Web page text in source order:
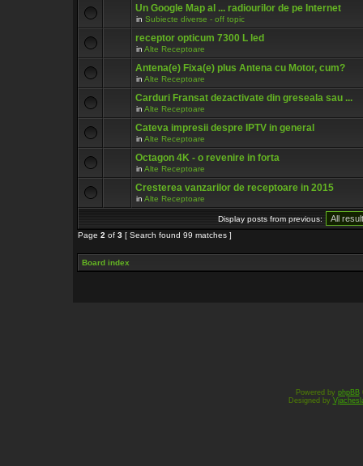
Un Google Map al ... radiourilor de pe Internet
in Subiecte diverse - off topic
receptor opticum 7300 L led
in Alte Receptoare
Antena(e) Fixa(e) plus Antena cu Motor, cum?
in Alte Receptoare
Carduri Fransat dezactivate din greseala sau ...
in Alte Receptoare
Cateva impresii despre IPTV in general
in Alte Receptoare
Octagon 4K - o revenire in forta
in Alte Receptoare
Cresterea vanzarilor de receptoare in 2015
in Alte Receptoare
Display posts from previous:
Page 2 of 3 [ Search found 99 matches ]
Board index
Powered by phpBB
Designed by